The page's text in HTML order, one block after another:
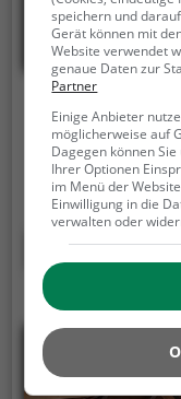
Picknickplatz
Via Belvedere, 6924
Keine
Mehr
speichern und
Gerät können mit
Website verwendet
genaue Daten zur
Partner
Einige Anbieter
möglicherweise auf
Dagegen können
Ihrer Optionen
im Menü der
Einwilligung in die
verwalten oder